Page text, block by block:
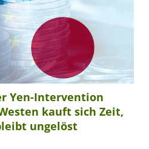
Yen-Intervention
kauft sich Zeit,
ungelöst